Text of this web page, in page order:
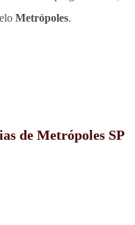
Metrópoles.
de Metrópoles SP